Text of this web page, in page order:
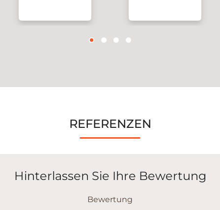
REFERENZEN
Hinterlassen Sie Ihre Bewertung
Bewertung